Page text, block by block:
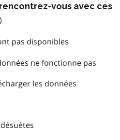
vous avec ces
pas disponibles
ne fonctionne pas
les données